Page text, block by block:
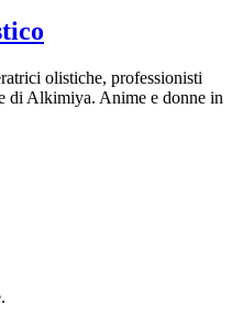
olistiche, professionisti
di Alkimiya. Anime e donne in